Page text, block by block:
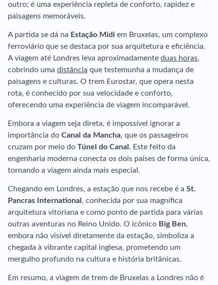
outro; é uma experiência repleta de conforto, rapidez e
paisagens memoráveis.
A partida se dá na Estação Midi em Bruxelas, um complexo
ferroviário que se destaca por sua arquitetura e eficiência.
A viagem até Londres leva aproximadamente duas horas,
cobrindo uma distância que testemunha a mudança de
paisagens e culturas. O trem Eurostar, que opera nesta
rota, é conhecido por sua velocidade e conforto,
oferecendo uma experiência de viagem incomparável.
Embora a viagem seja direta, é impossível ignorar a
importância do Canal da Mancha, que os passageiros
cruzam por meio do Túnel do Canal . Este feito da
engenharia moderna conecta os dois países de forma única,
tornando a viagem ainda mais especial.
Chegando em Londres, a estação que nos recebe é a St.
Pancras International , conhecida por sua magnífica
arquitetura vitoriana e como ponto de partida para várias
outras aventuras no Reino Unido. O icônico Big Ben,
embora não visível diretamente da estação, simboliza a
chegada à vibrante capital inglesa, prometendo um
mergulho profundo na cultura e história britânicas.
Em resumo, a viagem de trem de Bruxelas a Londres não é